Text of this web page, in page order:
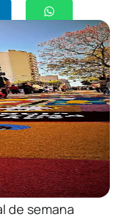
de semana